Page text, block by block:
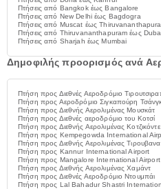
Πτήσεις από Bangkok έως Bangalore
Πτήσεις από New Delhi έως Bagdogra
Πτήσεις από Muscat έως
Πτήσεις από Thiruvananthapuram έως
Πτήσεις από Sharjah έως Mumbai
Δημοφιλής προορισμός ανά
Πτήση προς Διεθνές Αεροδρόμιο
Πτήση προς Αεροδρόμιο Σιγκαπούρη
Πτήση προς Διεθνής Αερολιμένας Μουσκάτ
Πτήση προς Διεθνές αεροδρόμιο του Κοτσί
Πτήση προς Διεθνής Αερολιμένας Κοτζικόντε
Πτήση προς Kempegowda International
Πτήση προς Διεθνής Αερολιμένας
Πτήση προς Kannur International Airport
Πτήση προς Mangalore International Airport
Πτήση προς Διεθνής Αερολιμένας Χαμάντ
Πτήση προς Διεθνές Αεροδρόμιο Ντουμπάι
Πτήση προς Lal Bahadur Shastri